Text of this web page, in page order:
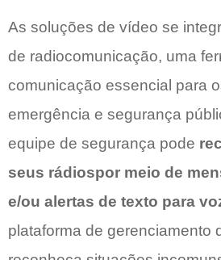
As soluções de vídeo se
de radiocomunicação, uma
comunicação essencial para
emergência e segurança
equipe de segurança pode
seus rádiospor meio de
e/ou alertas de texto para
plataforma de gerenciamento